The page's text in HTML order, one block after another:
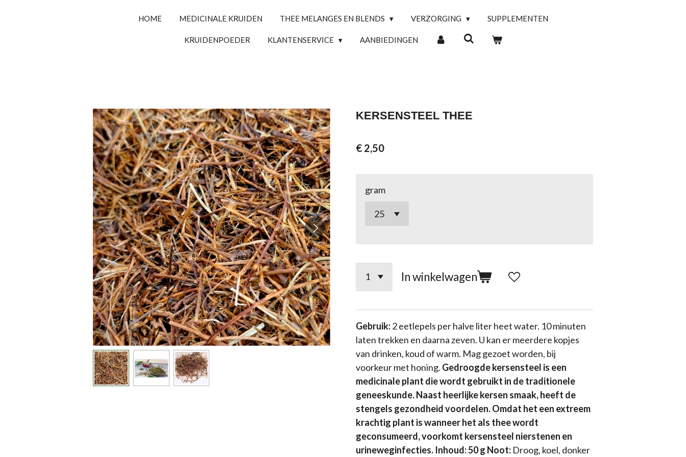
HOME MEDICINALE KRUIDEN THEE MELANGES EN BLENDS VERZORGING SUPPLEMENTEN
KRUIDENPOEDER KLANTENSERVICE AANBIEDINGEN
KERSENSTEEL THEE
€ 2,50
gram
In winkelwagen
Gebruik:2 eetlepels per halve liter heet water. 10 minuten
laten trekken en daarna zeven. U kan er meerdere kopjes
van drinken, koud of warm. Mag gezoet worden, bij
voorkeur met honing. Gedroogde kersensteel is een
medicinale plant die wordt gebruikt in de traditionele
geneeskunde. Naast heerlijke kersen smaak, heeft de
stengels gezondheid voordelen. Omdat het een extreem
krachtig plant is wanneer het als thee wordt
geconsumeerd, voorkomt kersensteel nierstenen en
urineweginfecties. Inhoud: 50 g Noot: Droog, koel, donker